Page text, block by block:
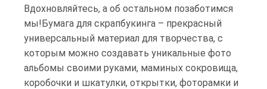
Вдохновляйтесь, а об остальном позаботимся
мы!Бумага для скрапбукинга – прекрасный
универсальный материал для творчества, с
которым можно создавать уникальные фото
альбомы своими руками, маминых сокровища,
коробочки и шкатулки, открытки, фоторамки и